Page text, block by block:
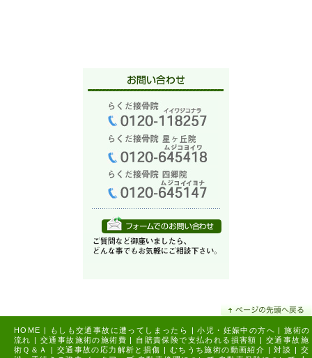
HOME | もしも交通事故に遭ってしまったら | 小児・妊娠中の方へ |
施術の
流れ | 交通事故施術の施術費 | 自賠責保険で支払われる損害額 | 交通事故施
術Ｑ＆Ａ
| 交通事故の応力解析と損傷 | むちうち施術の動画紹介 | 対談 | 交